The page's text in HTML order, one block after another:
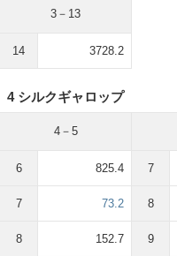
3－13
14 3728.2
4 シルクギャロップ
4－5
6 825.4
7 73.2
8 152.7
7
8
9